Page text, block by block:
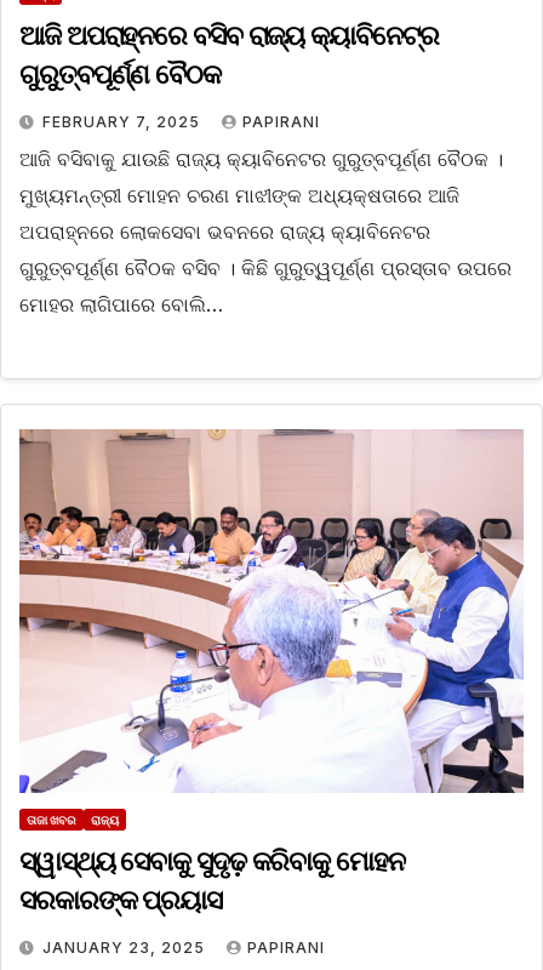
ଆଜି ଅପରାହ୍ନରେ ବସିବ ରାଜ୍ୟ କ୍ୟାବିନେଟ୍‌ର
ଗୁରୁତ୍ବପୂର୍ଣ୍ଣ ବୈଠକ
FEBRUARY 7, 2025 PAPIRANI
ଆଜି ବସିବାକୁ ଯାଉଛି ରାଜ୍ୟ କ୍ୟାବିନେଟର ଗୁରୁତ୍ବପୂର୍ଣ୍ଣ ବୈଠକ ।
ମୁଖ୍ୟମନ୍ତ୍ରୀ ମୋହନ ଚରଣ ମାଝୀଙ୍କ ଅଧ୍ୟକ୍ଷତାରେ ଆଜି
ଅପରାହ୍ନରେ ଲୋକସେବା ଭବନରେ ରାଜ୍ୟ କ୍ୟାବିନେଟର
ଗୁରୁତ୍ବପୂର୍ଣ୍ଣ ବୈଠକ ବସିବ । କିଛି ଗୁରୁତ୍ୱପୂର୍ଣ୍ଣ ପ୍ରସ୍ତାବ ଉପରେ
ମୋହର ଲାଗିପାରେ ବୋଲି…
ତାଜା ଖବର ରାଜ୍ୟ
ସ୍ୱାସ୍ଥ୍ୟ ସେବାକୁ ସୁଦୃଢ଼ କରିବାକୁ ମୋହନ
ସରକାରଙ୍କ ପ୍ରୟାସ
JANUARY 23, 2025 PAPIRANI